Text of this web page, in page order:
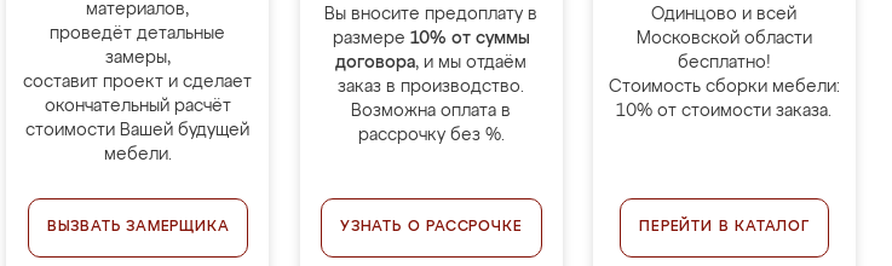
материалов,
проведёт детальные
замеры,
составит проект и сделает
окончательный расчёт
стоимости Вашей будущей
мебели.
ВЫЗВАТЬ ЗАМЕРЩИКА
Вы вносите предоплату в
размере 10% от суммы
договора, и мы отдаём
заказ в производство.
Возможна оплата в
рассрочку без %.
УЗНАТЬ О РАССРОЧКЕ
Одинцово и всей
Московской области
бесплатно!
Стоимость сборки мебели:
10% от стоимости заказа.
ПЕРЕЙТИ В КАТАЛОГ